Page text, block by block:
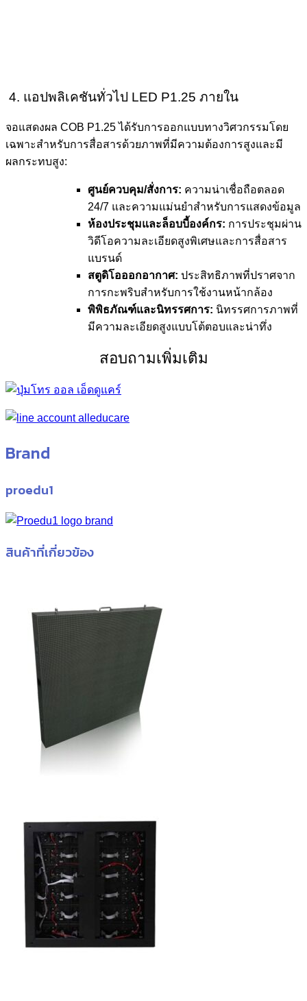
4. แอปพลิเคชันทั่วไป LED P1.25 ภายใน
จอแสดงผล COB P1.25 ได้รับการออกแบบทางวิศวกรรมโดย
เฉพาะสำหรับการสื่อสารด้วยภาพที่มีความต้องการสูงและมี
ผลกระทบสูง:
ศูนย์ควบคุม/สั่งการ: ความน่าเชื่อถือตลอด
24/7 และความแม่นยำสำหรับการแสดงข้อมูล
ห้องประชุมและล็อบบี้องค์กร: การประชุมผ่าน
วิดีโอความละเอียดสูงพิเศษและการสื่อสาร
แบรนด์
สตูดิโอออกอากาศ: ประสิทธิภาพที่ปราศจาก
การกะพริบสำหรับการใช้งานหน้ากล้อง
พิพิธภัณฑ์และนิทรรศการ: นิทรรศการภาพที่
มีความละเอียดสูงแบบโต้ตอบและน่าทึ่ง
สอบถามเพิ่มเติม
Brand
proedu1
สินค้าที่เกี่ยวข้อง